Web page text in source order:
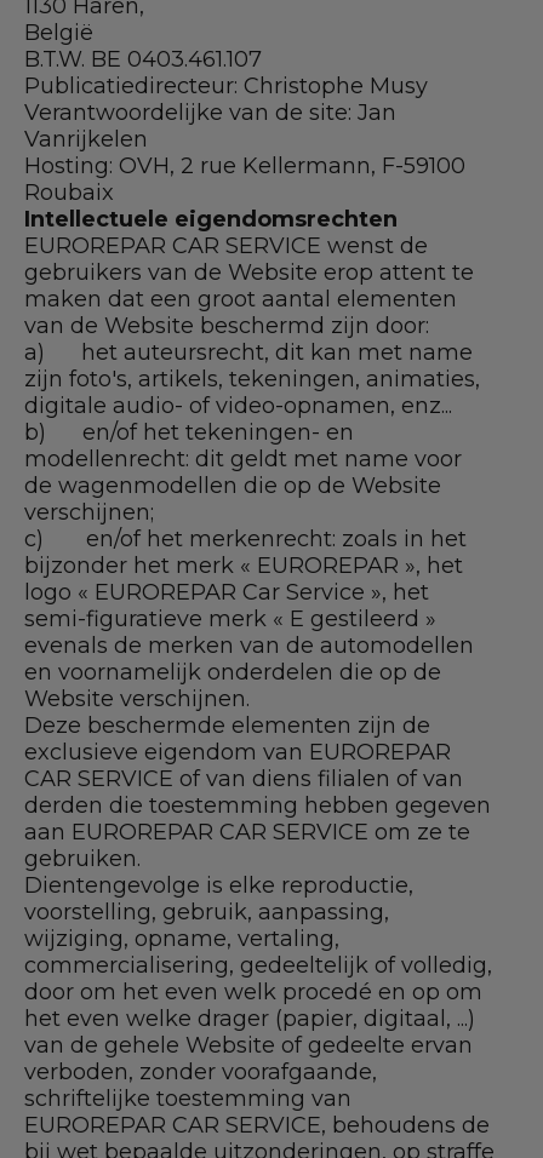
1130 Haren,
België
B.T.W. BE 0403.461.107
Publicatiedirecteur: Christophe Musy
Verantwoordelijke van de site: Jan
Vanrijkelen
Hosting: OVH, 2 rue Kellermann, F-59100
Roubaix
Intellectuele eigendomsrechten
EUROREPAR CAR SERVICE wenst de
gebruikers van de Website erop attent te
maken dat een groot aantal elementen
van de Website beschermd zijn door:
a) het auteursrecht, dit kan met name
zijn foto's, artikels, tekeningen, animaties,
digitale audio- of video-opnamen, enz...
b) en/of het tekeningen- en
modellenrecht: dit geldt met name voor
de wagenmodellen die op de Website
verschijnen;
c) en/of het merkenrecht: zoals in het
bijzonder het merk « EUROREPAR », het
logo « EUROREPAR Car Service », het
semi-figuratieve merk « E gestileerd »
evenals de merken van de automodellen
en voornamelijk onderdelen die op de
Website verschijnen.
Deze beschermde elementen zijn de
exclusieve eigendom van EUROREPAR
CAR SERVICE of van diens filialen of van
derden die toestemming hebben gegeven
aan EUROREPAR CAR SERVICE om ze te
gebruiken.
Dientengevolge is elke reproductie,
voorstelling, gebruik, aanpassing,
wijziging, opname, vertaling,
commercialisering, gedeeltelijk of volledig,
door om het even welk procedé en op om
het even welke drager (papier, digitaal, ...)
van de gehele Website of gedeelte ervan
verboden, zonder voorafgaande,
schriftelijke toestemming van
EUROREPAR CAR SERVICE, behoudens de
bij wet bepaalde uitzonderingen, op straffe